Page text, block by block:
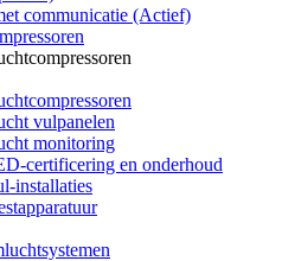
communicatie (Actief)
vulpanelen
monitoring
certificering en onderhoud
installaties